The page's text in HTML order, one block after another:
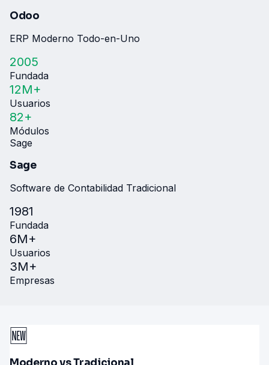
Odoo
ERP Moderno Todo-en-Uno
2005
Fundada
12M+
Usuarios
82+
Módulos
Sage
Sage
Software de Contabilidad Tradicional
1981
Fundada
6M+
Usuarios
3M+
Empresas
🆕